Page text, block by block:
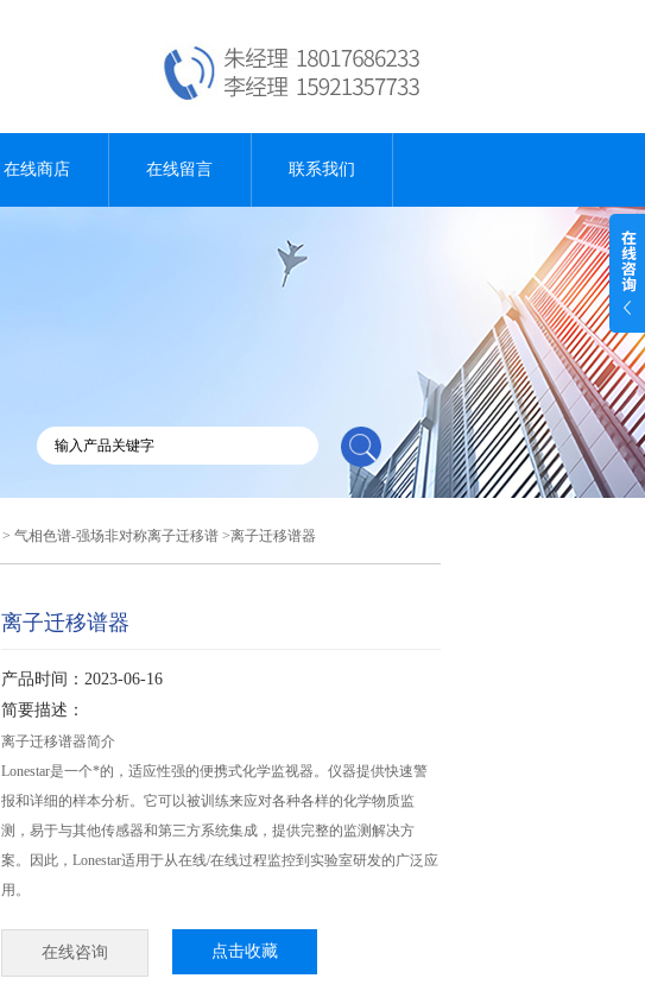
在线商店 在线留言 联系我们
> 气相色谱-强场非对称离子迁移谱 >离子迁移谱器
离子迁移谱器
产品时间：2023-06-16
简要描述：
离子迁移谱器简介
Lonestar是一个*的，适应性强的便携式化学监视器。仪器提供快速警
报和详细的样本分析。它可以被训练来应对各种各样的化学物质监
测，易于与其他传感器和第三方系统集成，提供完整的监测解决方
案。因此，Lonestar适用于从在线/在线过程监控到实验室研发的广泛应
用。
在线咨询 点击收藏